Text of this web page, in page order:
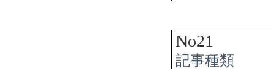
No21
記事種類